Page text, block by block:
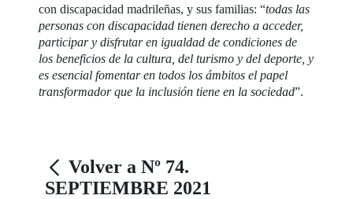
con discapacidad madrileñas, y sus familias: “todas las
personas con discapacidad tienen derecho a acceder,
participar y disfrutar en igualdad de condiciones de
los beneficios de la cultura, del turismo y del deporte, y
es esencial fomentar en todos los ámbitos el papel
transformador que la inclusión tiene en la sociedad”.
Volver a Nº 74.
SEPTIEMBRE 2021